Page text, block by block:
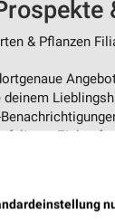
& Pflanzen
deinem
- Einkauf